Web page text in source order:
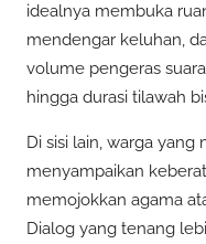
idealnya membuka
mendengar keluhan,
volume pengeras
hingga durasi tilawah
Di sisi lain, warga
menyampaikan
memojokkan agama
Dialog yang tenang